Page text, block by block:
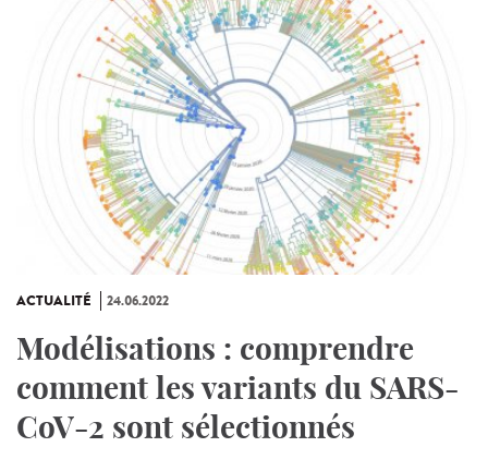
ACTUALITÉ 24.06.2022
Modélisations : comprendre
comment les variants du SARS-
CoV-2 sont sélectionnés